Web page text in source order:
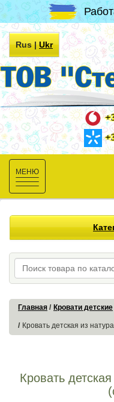
Rus|Ukr
Toggle
navigation
Главная Кровати детские
Кровать детская из
Кровать